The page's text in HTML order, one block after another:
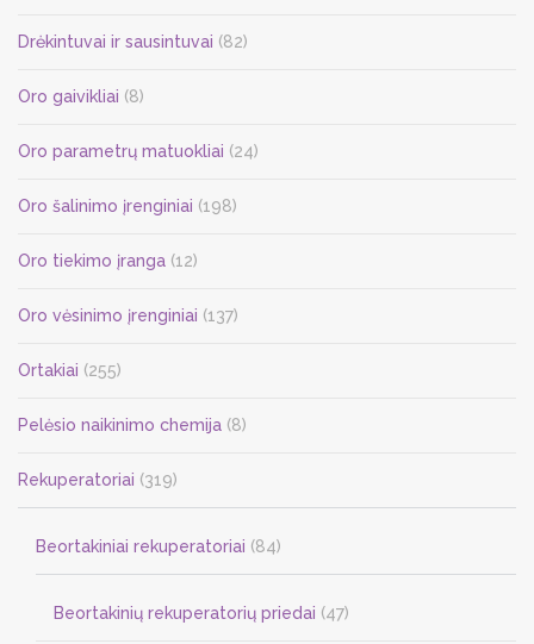
Drėkintuvai ir sausintuvai (82)
Oro gaivikliai (8)
Oro parametrų matuokliai (24)
Oro šalinimo įrenginiai (198)
Oro tiekimo įranga (12)
Oro vėsinimo įrenginiai (137)
Ortakiai (255)
Pelėsio naikinimo chemija (8)
Rekuperatoriai (319)
Beortakiniai rekuperatoriai (84)
Beortakinių rekuperatorių priedai (47)